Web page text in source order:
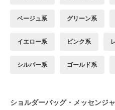
ベージュ系 グリーン系
イエロー系 ピンク系
シルバー系 ゴールド系
ショルダーバッグ・メッセンジ